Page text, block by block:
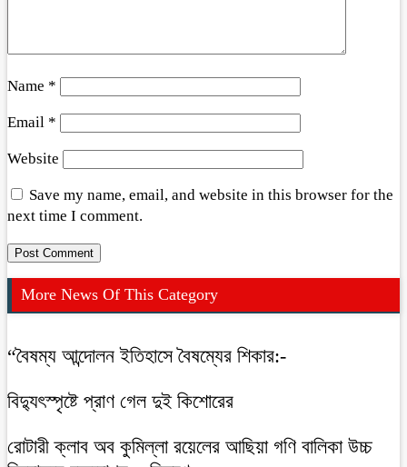
Name *
Email *
Website
Save my name, email, and website in this browser for the
next time I comment.
More News Of This Category
“বৈষম্য আন্দোলন ইতিহাসে বৈষম্যের শিকার:-
বিদ্যুৎস্পৃষ্টে প্রাণ গেল দুই কিশোরের
রোটারী ক্লাব অব কুমিল্লা রয়েলের আছিয়া গণি বালিকা উচ্চ